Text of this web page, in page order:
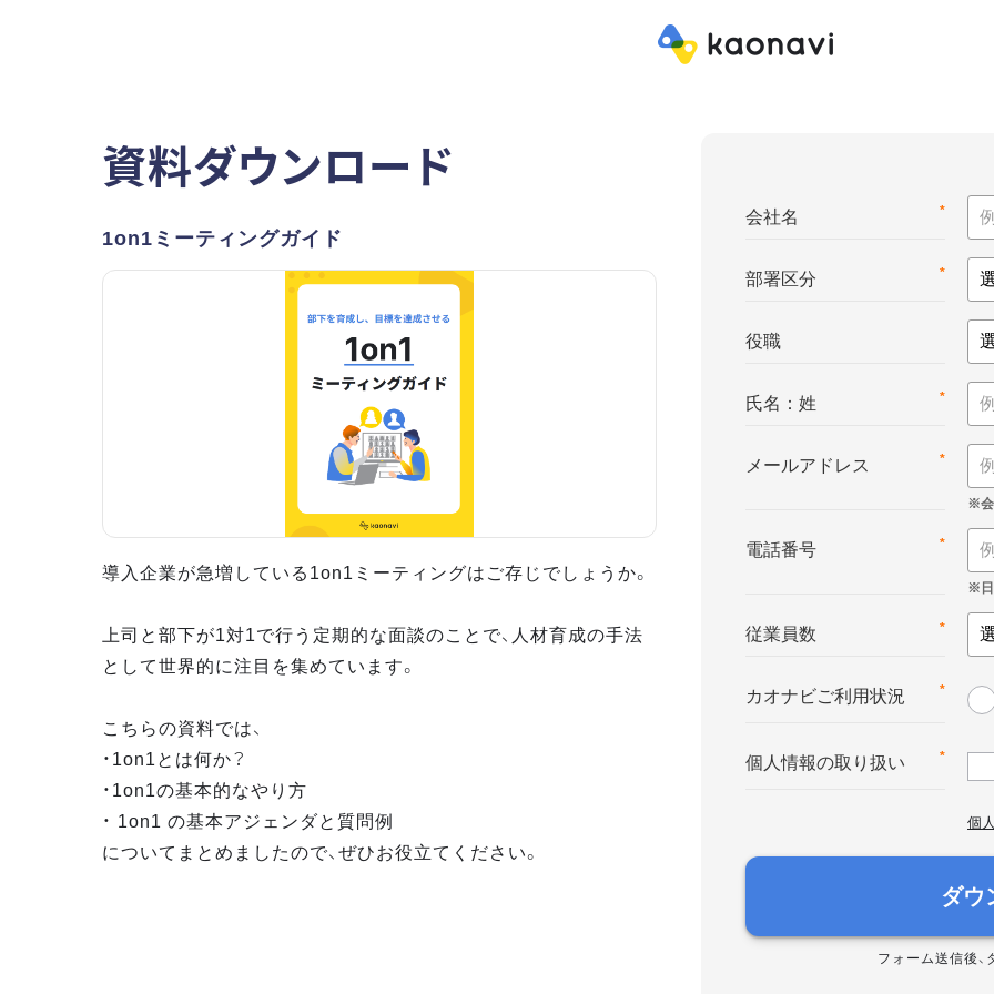
資料ダウンロード
1on1ミーティングガイド
導入企業が急増している1on1ミーティングはご存じでしょうか。
上司と部下が1対1で行う定期的な面談のことで、人材育成の手法
として世界的に注目を集めています。
こちらの資料では、
・1on1とは何か？
・1on1の基本的なやり方
・ 1on1 の基本アジェンダと質問例
についてまとめましたので、ぜひお役立てください。
*
会社名
*
部署区分
役職
*
氏名：姓
*
メールアドレス
*
電話番号
*
従業員数
*
カオナビご利用状況
*
個人情報の取り扱い
個
ダウ
フォーム送信後